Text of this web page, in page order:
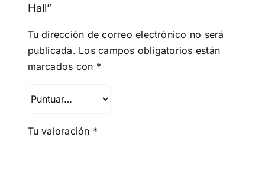
Hall”
Tu dirección de correo electrónico no será
publicada. Los campos obligatorios están
marcados con *
Tu valoración *